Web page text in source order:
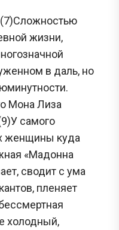
жизни,
в даль, но
Мона Лиза
самого
женщины куда
«Мадонна
сводит с ума
пленяет
холодный,